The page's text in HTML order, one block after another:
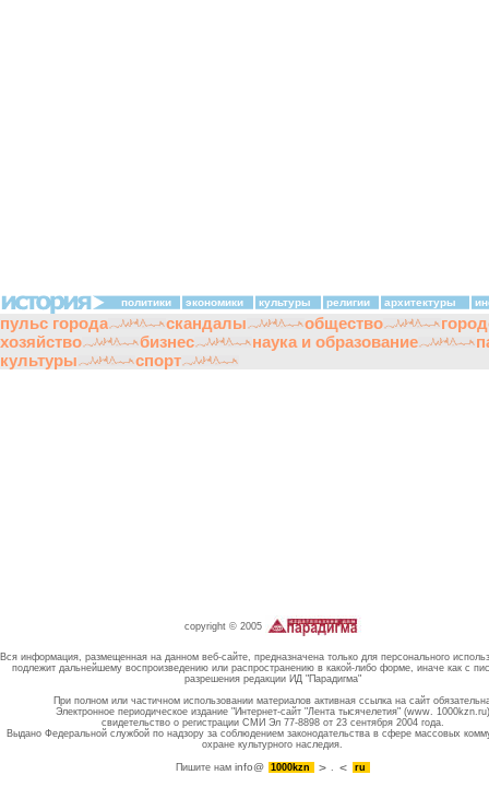
политики экономики культуры религии архитектуры
пульс города скандалы общество
хозяйство
бизнес наука и образование
культуры
спорт
copyright © 2005
Вся информация, размещенная на данном веб-сайте, предназначена только для персонального
подлежит дальнейшему воспроизведению или распространению в какой-либо форме, иначе как с
разрешения редакции ИД "Парадигма"
При полном или частичном использовании материалов активная ссылка на сайт
Электронное периодическое издание "Интернет-сайт "Лента тысячелетия" (www. 1000kzn.ru)
свидетельство о регистрации СМИ Эл 77-8898 от 23 сентября 2004 года.
Выдано Федеральной службой по надзору за соблюдением законодательства в сфере массовых
охране культурного наследия.
Пишите намinfo@ 1000kzn . ru